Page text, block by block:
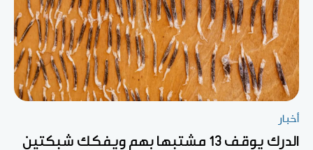
أخبار
الدرك يوقف 13 مشتبها بهم ويفكك شبكتين